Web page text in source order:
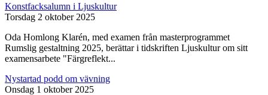
Konstfacksalumn i Ljuskultur
Torsdag 2 oktober 2025
Oda Homlong Klarén, med examen från masterprogrammet
Rumslig gestaltning 2025, berättar i tidskriften Ljuskultur om sitt
examensarbete "Färgreflekt...
Nystartad podd om vävning
Onsdag 1 oktober 2025